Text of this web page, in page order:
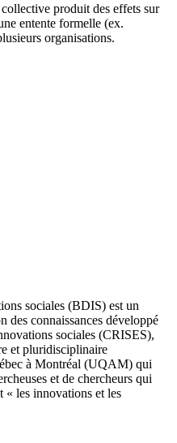
produit des effets sur
entente formelle (ex.
organisations.
sociales (BDIS) est un
des connaissances développé
sociales (CRISES),
et pluridisciplinaire
à Montréal (UQAM) qui
et de chercheurs qui
« les innovations et les